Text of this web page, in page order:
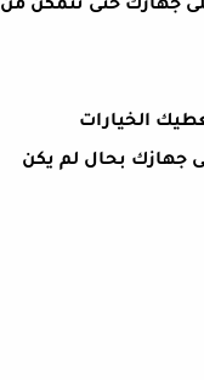
جهازك حتى تتمكن من
الخيارات
جهازك بحال لم يكن